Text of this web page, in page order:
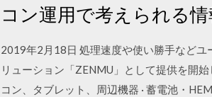
コン運用で考えられる
2019年2月18日 処理速度や使い勝手など
リューション「ZENMU」として提供を開
コン、タブレット、周辺機器 · 蓄電池・